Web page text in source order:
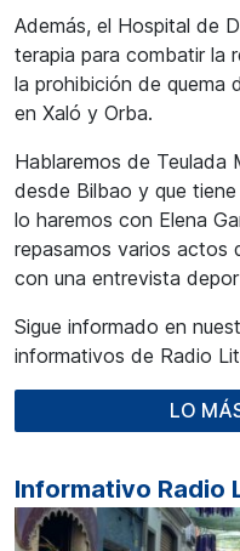
Además, el Hospital de
terapia para combatir la
la prohibición de quema
en Xaló y Orba.
Hablaremos de Teulada
desde Bilbao y que
lo haremos con Elena
repasamos varios actos
con una entrevista
Sigue informado en
informativos de Radio
LO
Informativo Radio